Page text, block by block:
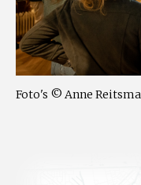
Foto's © Anne Reitsma